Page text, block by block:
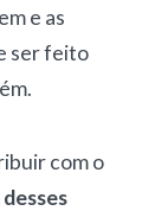
e as
ser feito
com o